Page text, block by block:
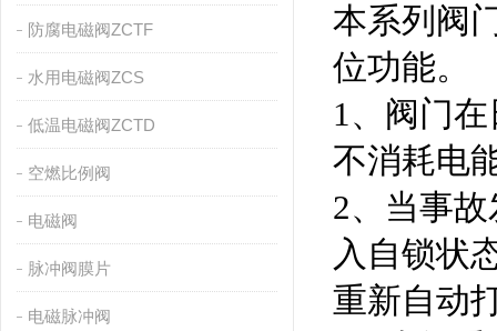
防腐电磁阀ZCTF
水用电磁阀ZCS
低温电磁阀ZCTD
空燃比例阀
电磁阀
脉冲阀膜片
电磁脉冲阀
本系列阀
位功能。
1、阀门
不消耗电
2、当事
入自锁状
重新自动